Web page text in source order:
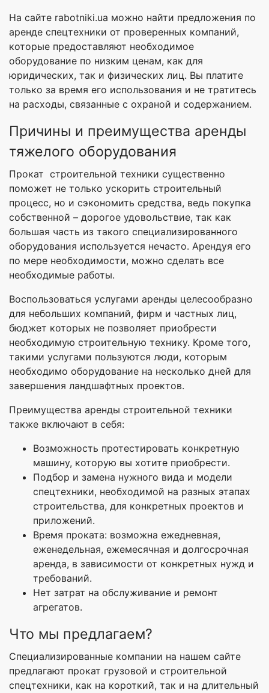
На сайте rabotniki.ua можно найти предложения по
аренде спецтехники от проверенных компаний,
которые предоставляют необходимое
оборудование по низким ценам, как для
юридических, так и физических лиц. Вы платите
только за время его использования и не тратитесь
на расходы, связанные с охраной и содержанием.
Причины и преимущества аренды
тяжелого оборудования
Прокат строительной техники существенно
поможет не только ускорить строительный
процесс, но и сэкономить средства, ведь покупка
собственной – дорогое удовольствие, так как
большая часть из такого специализированного
оборудования используется нечасто. Арендуя его
по мере необходимости, можно сделать все
необходимые работы.
Воспользоваться услугами аренды целесообразно
для небольших компаний, фирм и частных лиц,
бюджет которых не позволяет приобрести
необходимую строительную технику. Кроме того,
такими услугами пользуются люди, которым
необходимо оборудование на несколько дней для
завершения ландшафтных проектов.
Преимущества аренды строительной техники
также включают в себя:
Возможность протестировать конкретную
машину, которую вы хотите приобрести.
Подбор и замена нужного вида и модели
спецтехники, необходимой на разных этапах
строительства, для конкретных проектов и
приложений.
Время проката: возможна ежедневная,
еженедельная, ежемесячная и долгосрочная
аренда, в зависимости от конкретных нужд и
требований.
Нет затрат на обслуживание и ремонт
агрегатов.
Что мы предлагаем?
Специализированные компании на нашем сайте
предлагают прокат грузовой и строительной
спецтехники, как на короткий, так и на длительный